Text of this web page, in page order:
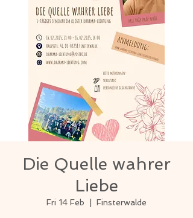
Die Quelle wahrer
Liebe
Fri 14 Feb Finsterwalde